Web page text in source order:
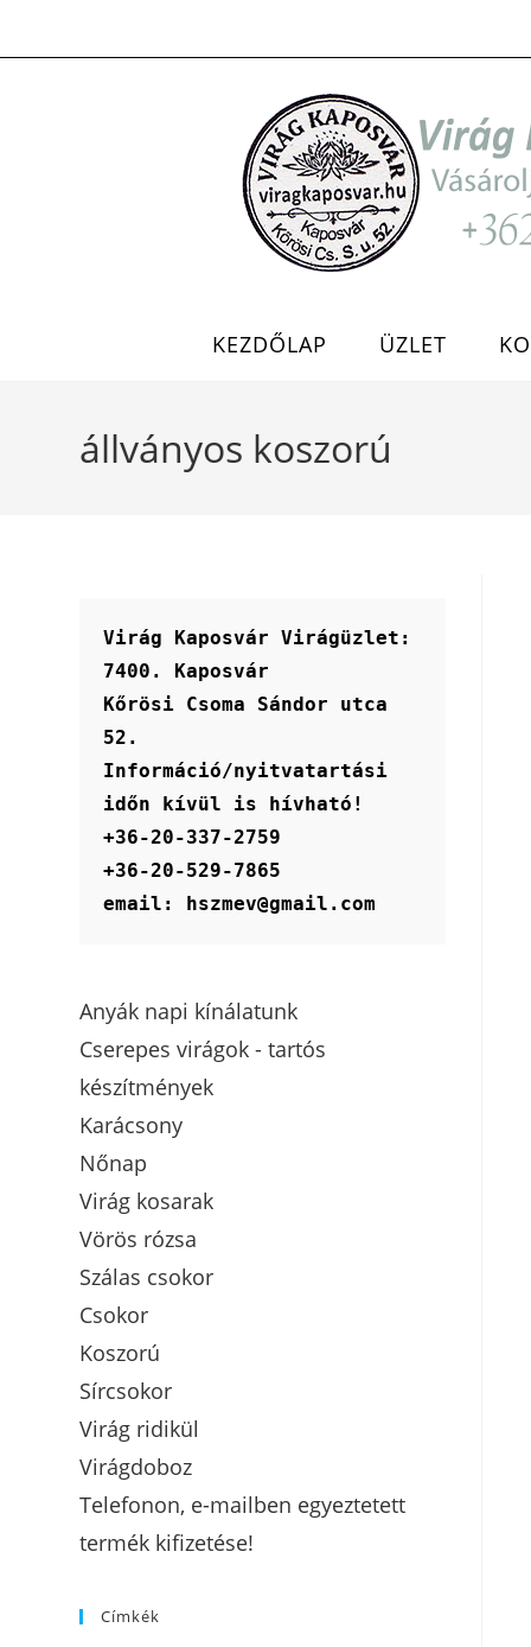
KEZDŐLAP ÜZLET
állványos koszorú
Virág Kaposvár Virágüzlet:
7400. Kaposvár
Kőrösi Csoma Sándor utca
52.
Információ/nyitvatartási
időn kívül is hívható!
+36-20-337-2759
+36-20-529-7865
email: hszmev@gmail.com
Anyák napi kínálatunk
Cserepes virágok - tartós
készítmények
Karácsony
Nőnap
Virág kosarak
Vörös rózsa
Szálas csokor
Csokor
Koszorú
Sírcsokor
Virág ridikül
Virágdoboz
Telefonon, e-mailben egyeztetett
termék kifizetése!
Címkék